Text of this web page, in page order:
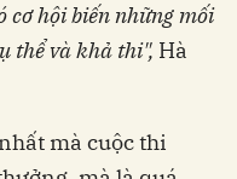
cơhộibiếnnhữngmối
thểvàkhả thi", Hà
mà cuộc thi